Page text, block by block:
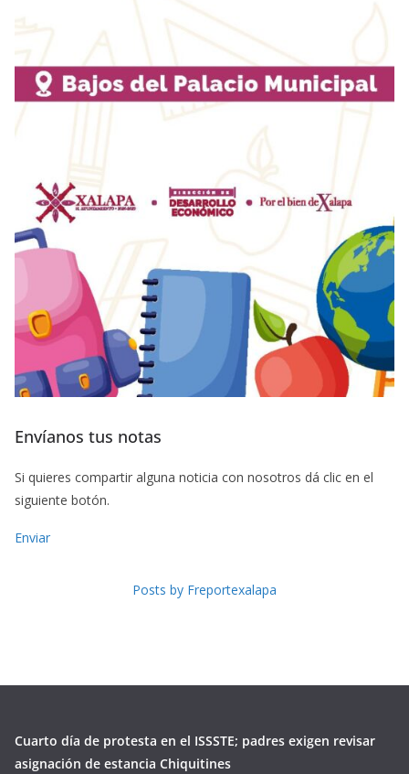
Envíanos tus notas
Si quieres compartir alguna noticia con nosotros dá clic en el
siguiente botón.
Enviar
Posts by Freportexalapa
Cuarto día de protesta en el ISSSTE; padres exigen revisar
asignación de estancia Chiquitines